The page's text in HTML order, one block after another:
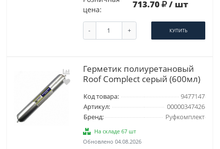
цена:
713.70 / шт
- + КУПИТЬ
Герметик полиуретановый
Roof Complect серый (600мл)
Код товара:
9477147
Артикул:
00000347426
Бренд:
Руфкомплект
На складе 67 шт
Обновлено 04.08.2026